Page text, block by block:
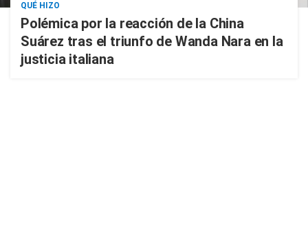
QUÉ HIZO
Polémica por la reacción de la China
Suárez tras el triunfo de Wanda Nara en la
justicia italiana